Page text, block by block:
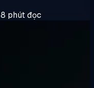
8 phút đọc